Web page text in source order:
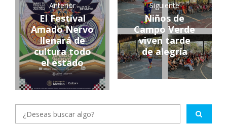
Anterior
El Festival
Amado Nervo
llenará de
cultura todo
el estado
Siguiente
Niños de
Campo Verde
viven tarde
de alegría